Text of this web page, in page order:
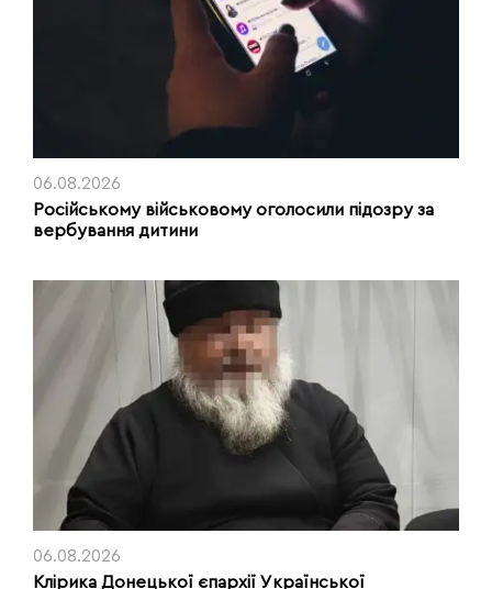
06.08.2026
Російському військовому оголосили підозру за
вербування дитини
06.08.2026
Клірика Донецької єпархії Української